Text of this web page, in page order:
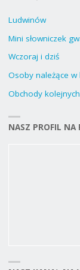
Ludwinów
Mini słowniczek
Wczoraj i dziś
Osoby należące w
Obchody
NASZ PROFIL NA